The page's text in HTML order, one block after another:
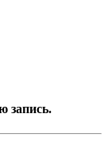
запись.